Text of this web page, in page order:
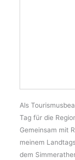
Als
Tag für die
Gemeinsam mit
meinem
dem